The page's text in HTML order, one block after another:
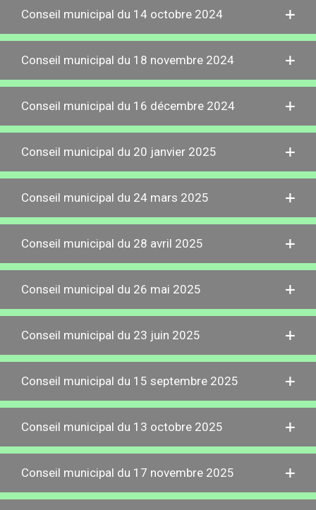
Conseil municipal du 14 octobre 2024
Conseil municipal du 18 novembre 2024
Conseil municipal du 16 décembre 2024
Conseil municipal du 20 janvier 2025
Conseil municipal du 24 mars 2025
Conseil municipal du 28 avril 2025
Conseil municipal du 26 mai 2025
Conseil municipal du 23 juin 2025
Conseil municipal du 15 septembre 2025
Conseil municipal du 13 octobre 2025
Conseil municipal du 17 novembre 2025